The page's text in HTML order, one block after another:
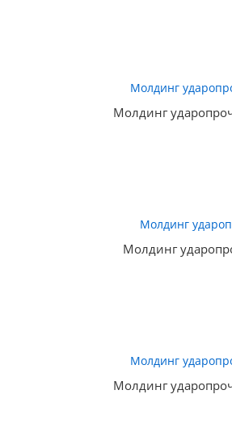
Молдинг
Молдинг
Молдинг